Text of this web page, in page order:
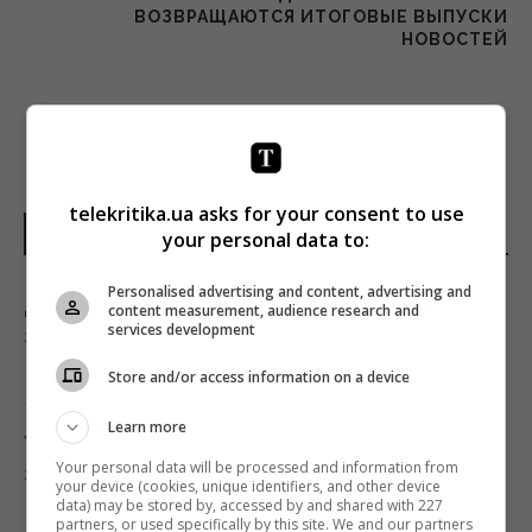
ВОЗВРАЩАЮТСЯ ИТОГОВЫЕ ВЫПУСКИ
НОВОСТЕЙ
НОВОСТИ УКРАИНЫ
Дроны уже полсуток атакуют Крым: в Ялте
зафиксирован пожар в районе порта
14:25 пятница, 07 августа 2026
Украинцы высказали мнение, когда
закончится война, - результаты опроса
13:06 пятница, 07 августа 2026
telekritika.ua asks for your consent to use
your personal data to:
Personalised advertising and content, advertising and
content measurement, audience research and
services development
Store and/or access information on a device
Learn more
Your personal data will be processed and information from
your device (cookies, unique identifiers, and other device
data) may be stored by, accessed by and shared with 227
partners, or used specifically by this site. We and our partners